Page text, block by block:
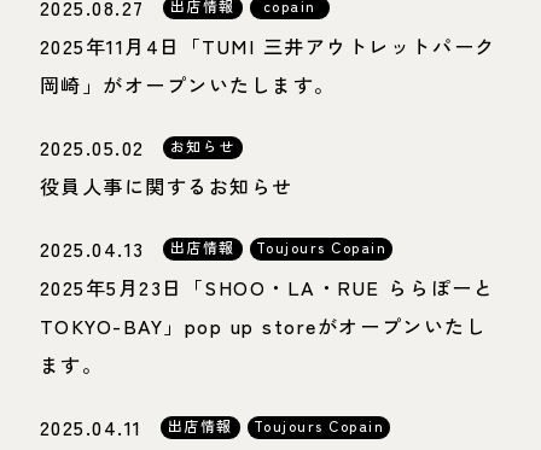
2025.08.27 出店情報 copain
2025年11月4日「TUMI 三井アウトレットパーク
岡崎」がオープンいたします。
2025.05.02 お知らせ
役員人事に関するお知らせ
2025.04.13 出店情報 Toujours Copain
2025年5月23日「SHOO・LA・RUE ららぽーと
TOKYO-BAY」pop up storeがオープンいたし
ます。
2025.04.11 出店情報 Toujours Copain